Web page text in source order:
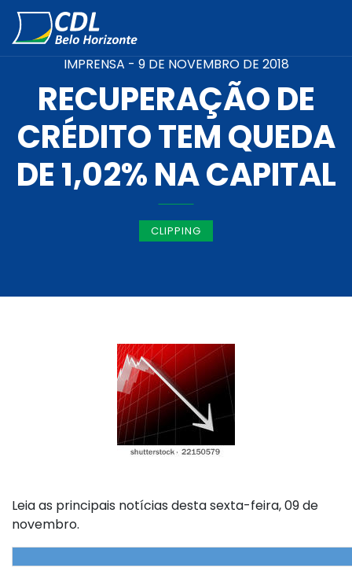
IMPRENSA - 9 DE NOVEMBRO DE 2018
RECUPERAÇÃO DE
CRÉDITO TEM QUEDA
DE 1,02% NA CAPITAL
CLIPPING
Leia as principais notícias desta sexta-feira, 09 de
novembro.